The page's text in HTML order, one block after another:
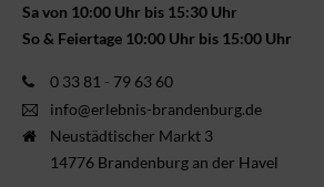
Sa von 10:00 Uhr bis 15:30 Uhr
So & Feiertage 10:00 Uhr bis 15:00 Uhr
0 33 81 - 79 63 60
info@erlebnis-brandenburg.de
Neustädtischer Markt 3
14776 Brandenburg an der Havel